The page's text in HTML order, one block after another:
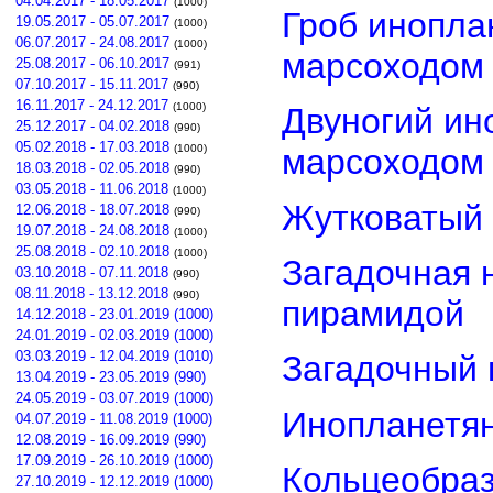
19.05.2017 - 05.07.2017 (1000)
06.07.2017 - 24.08.2017 (1000)
25.08.2017 - 06.10.2017 (991)
07.10.2017 - 15.11.2017 (990)
16.11.2017 - 24.12.2017 (1000)
25.12.2017 - 04.02.2018 (990)
05.02.2018 - 17.03.2018 (1000)
18.03.2018 - 02.05.2018 (990)
03.05.2018 - 11.06.2018 (1000)
12.06.2018 - 18.07.2018 (990)
19.07.2018 - 24.08.2018 (1000)
25.08.2018 - 02.10.2018 (1000)
03.10.2018 - 07.11.2018 (990)
08.11.2018 - 13.12.2018 (990)
14.12.2018 - 23.01.2019 (1000)
24.01.2019 - 02.03.2019 (1000)
03.03.2019 - 12.04.2019 (1010)
13.04.2019 - 23.05.2019 (990)
24.05.2019 - 03.07.2019 (1000)
04.07.2019 - 11.08.2019 (1000)
12.08.2019 - 16.09.2019 (990)
17.09.2019 - 26.10.2019 (1000)
27.10.2019 - 12.12.2019 (1000)
Гроб
марсоходом
Двуногий
марсоходом
Загадочная
пирамидой